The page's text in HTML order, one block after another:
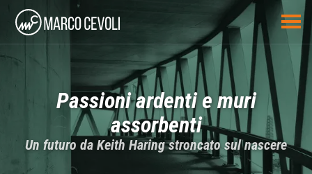
Passioni ardenti e muri
assorbenti
Un futuro da Keith Haring stroncato sul nascere